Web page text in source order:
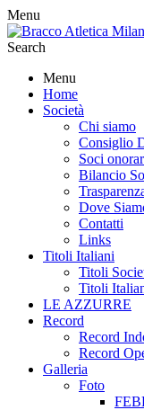
Menu
Search
Menu
Home
Società
Chi siamo
Consiglio
Soci
Bilancio
Dove
Contatti
Links
Titoli Italiani
Titoli
Titoli
LE AZZURRE
Record
Record
Record
Galleria
Foto